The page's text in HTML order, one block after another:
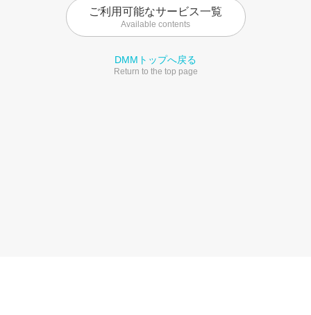
ご利用可能なサービス一覧
Available contents
DMMトップへ戻る
Return to the top page